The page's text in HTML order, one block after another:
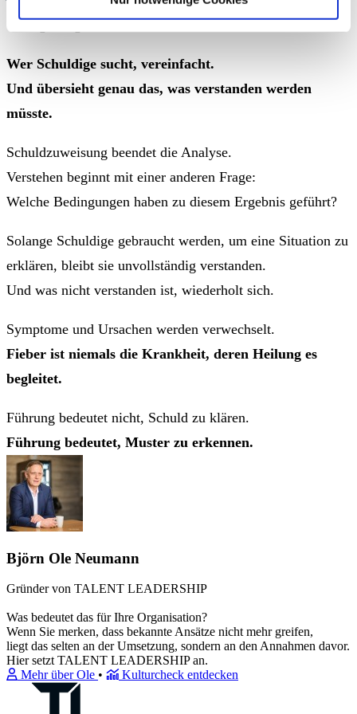
begünstigen
Wer Schuldige sucht, vereinfacht.
Und übersieht genau das, was verstanden werden
müsste.
Schuldzuweisung beendet die Analyse.
Verstehen beginnt mit einer anderen Frage:
Welche Bedingungen haben zu diesem Ergebnis geführt?
Solange Schuldige gebraucht werden, um eine Situation zu
erklären, bleibt sie unvollständig verstanden.
Und was nicht verstanden ist, wiederholt sich.
Symptome und Ursachen werden verwechselt.
Fieber ist niemals die Krankheit, deren Heilung es
begleitet.
Führung bedeutet nicht, Schuld zu klären.
Führung bedeutet, Muster zu erkennen.
Björn Ole Neumann
Gründer von TALENT LEADERSHIP
Was bedeutet das für Ihre Organisation?
Wenn Sie merken, dass bekannte Ansätze nicht mehr greifen,
liegt das selten an der Umsetzung, sondern an den Annahmen davor.
Hier setzt TALENT LEADERSHIP an.
Mehr über Ole • Kulturcheck entdecken